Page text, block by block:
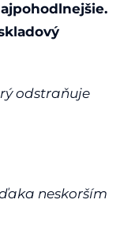
odstraňuje
neskorším